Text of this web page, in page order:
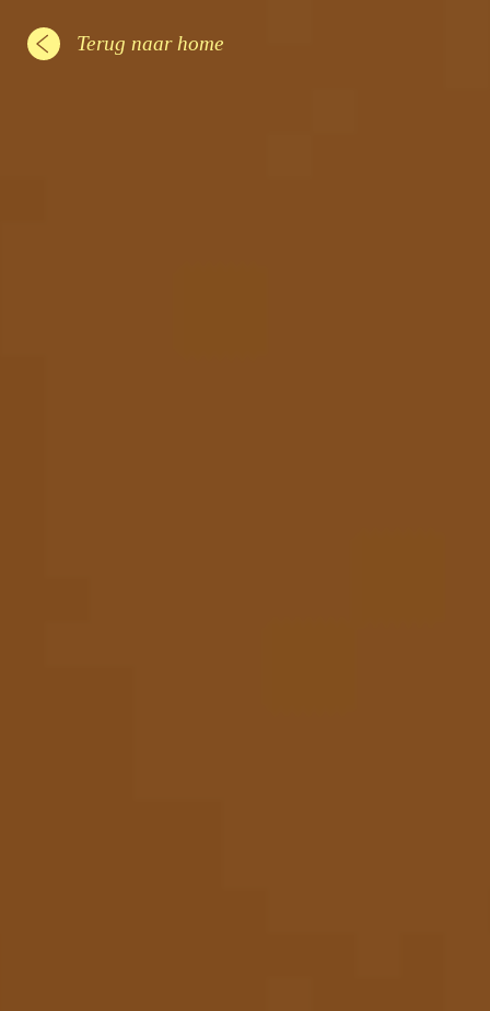
Terug naar home